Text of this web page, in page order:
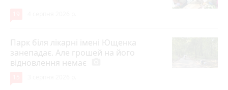
Парк біля лікарні імені Ющенка
занепадає. Але грошей на його
відновлення немає